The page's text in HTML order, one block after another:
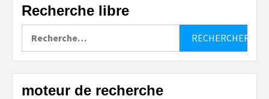
Recherche libre
moteur de recherche